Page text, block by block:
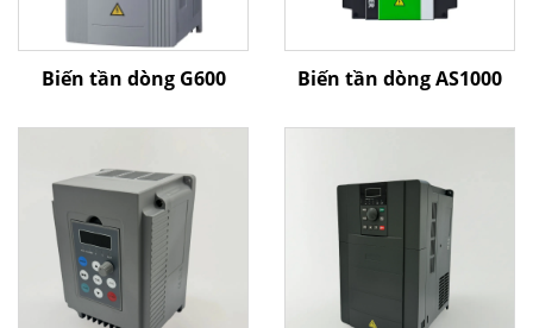
Biến tần dòng G600 Biến tần dòng AS1000